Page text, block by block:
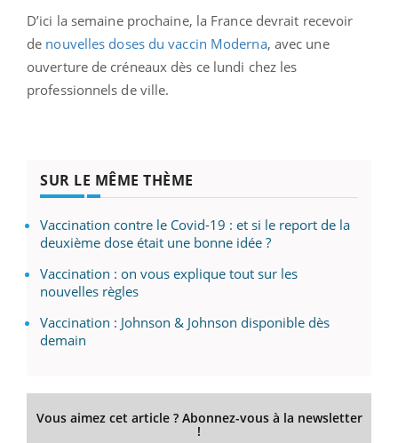
D’ici la semaine prochaine, la France devrait recevoir
de nouvelles doses du vaccin Moderna, avec une
ouverture de créneaux dès ce lundi chez les
professionnels de ville.
SUR LE MÊME THÈME
Vaccination contre le Covid-19 : et si le report de la
deuxième dose était une bonne idée ?
Vaccination : on vous explique tout sur les
nouvelles règles
Vaccination : Johnson & Johnson disponible dès
demain
Vous aimez cet article ? Abonnez-vous à la newsletter
!